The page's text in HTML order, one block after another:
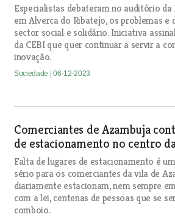
Especialistas debateram no auditório da
em Alverca do Ribatejo, os problemas e
sector social e solidário. Iniciativa
da CEBI que quer continuar a servir a
inovação.
Sociedade | 06-12-2023
Comerciantes de Azambuja
de estacionamento no centro
Falta de lugares de estacionamento é
sério para os comerciantes da vila de
diariamente estacionam, nem sempre
com a lei, centenas de pessoas que se
comboio.